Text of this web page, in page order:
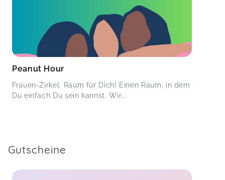
Peanut Hour
Frauen-Zirkel: Raum für Dich! Einen Raum, in dem
Du einfach Du sein kannst. Wir...
Gutscheine